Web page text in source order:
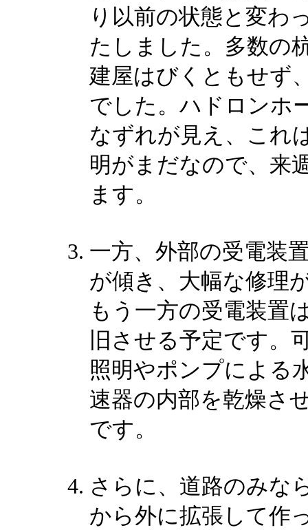
り以前の状態と変わ
たしました。多数の
建屋はびくともせず
でした。ハドロンホ
なずれが見え、これ
明がまだなので、来
ます。
一方、外部の受電装
が傾き、大幅な修理
もう一方の受電装置
旧させる予定です。
照明やポンプによる
速器の内部を乾燥さ
です。
さらに、道路のみな
から外に拡張して作